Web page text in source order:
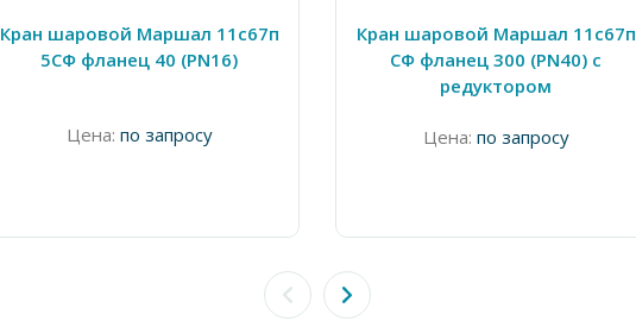
Кран шаровой Маршал 11с67п
5СФ фланец 40 (PN16)
Цена: по запросу
Кран шаровой Маршал 11с67п
СФ фланец 300 (PN40) с
редуктором
Цена: по запросу